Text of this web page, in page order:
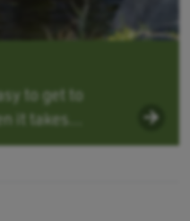
to get to
it takes...